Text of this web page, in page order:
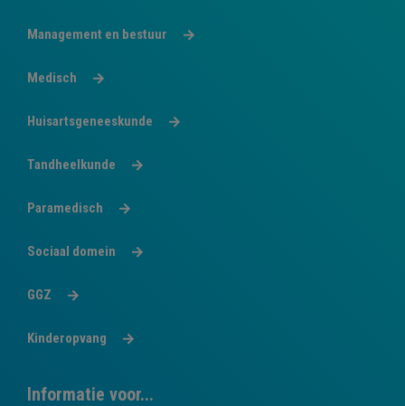
Management en bestuur
Medisch
Huisartsgeneeskunde
Tandheelkunde
Paramedisch
Sociaal domein
GGZ
Kinderopvang
Informatie voor...